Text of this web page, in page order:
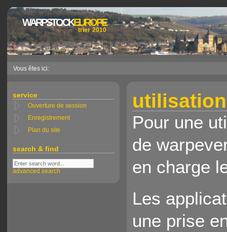
WARPSTOCKEUROPE
trier 2010
Vous êtes ici:
service
Ouverture de session
Enregistrement
Plan du site
search & find
advanced search
Pour une
de
en charge
Les
une prise